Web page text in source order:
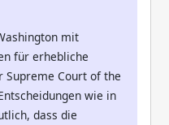
mit
für erhebliche
Supreme Court of the
wie in
dass die